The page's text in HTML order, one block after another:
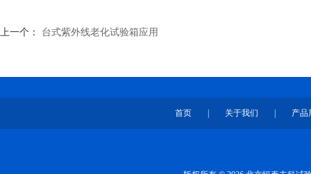
上一个： 台式紫外线老化试验箱应用
首页 关于我们 产品